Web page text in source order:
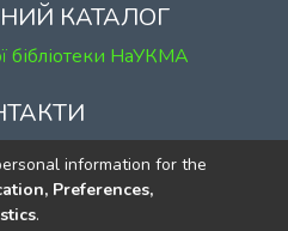
КАТАЛОГ
бібліотеки НаУКМА
Сковороди, 2
к. 120
463-69-31
information for the
Preferences,
.